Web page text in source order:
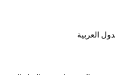
العربية